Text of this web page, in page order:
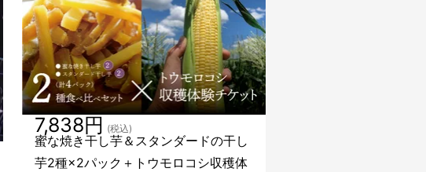
蜜な焼き干し芋＆スタンダードの干し
芋2種×2パック＋トウモロコシ収穫体
7,838円 (税込)